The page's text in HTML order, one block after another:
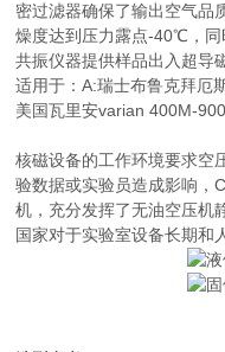
密过滤器确保了输出空气品
燥度达到压力露点-40℃，同
共振仪器提供样品出入超导
适用于：A:瑞士布鲁克拜厄
美国瓦里安varian 400M-
核磁设备的工作环境要求空
验数据或实验员造成影响，
机，充分发挥了无油空压机
国家对于实验室设备长期和